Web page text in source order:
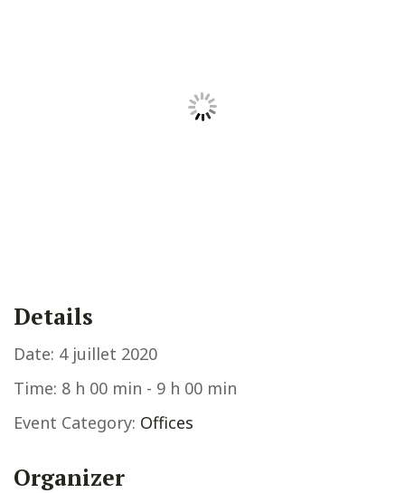
Details
Date: 4 juillet 2020
Time: 8 h 00 min - 9 h 00 min
Event Category: Offices
Organizer